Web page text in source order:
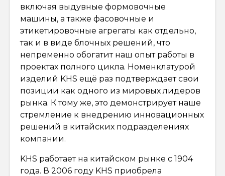
включая выдувные формовочные
машины, а также фасовочные и
этикетировочные агрегаты как отдельно,
так и в виде блочных решений, что
непременно обогатит наш опыт работы в
проектах полного цикла. Номенклатурой
изделий KHS ещё раз подтверждает свои
позиции как одного из мировых лидеров
рынка. К тому же, это демонстрирует наше
стремление к внедрению инновационных
решений в китайских подразделениях
компании.
KHS работает на китайском рынке с 1904
года. В 2006 году KHS приобрела